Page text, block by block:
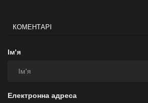
КОМЕНТАРІ
Ім'я
Електронна адреса